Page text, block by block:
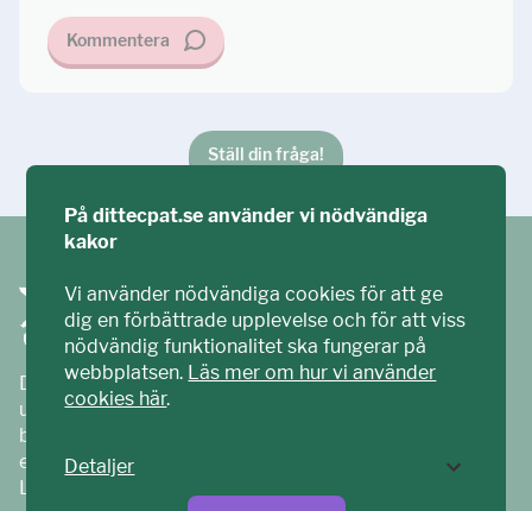
Kommentera
Ställ din fråga!
Ditt ECPAT har tagits fram tillsammans med barn och
unga. Vi är en del av ECPAT Sverige – en
barnrättsorganisation som arbetar mot sexuell
exploatering av barn.
Läs mer på
På dittecpat.se använder vi nödvändiga
kakor
Vi använder nödvändiga cookies för att ge
dig en förbättrade upplevelse och för att viss
nödvändig funktionalitet ska fungerar på
webbplatsen. Läs mer om hur vi använder
cookies här.
Detaljer